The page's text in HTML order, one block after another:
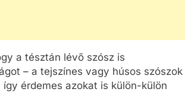
a tésztán lévő szósz is
– a tejszínes vagy húsos szószok
érdemes azokat is külön-külön